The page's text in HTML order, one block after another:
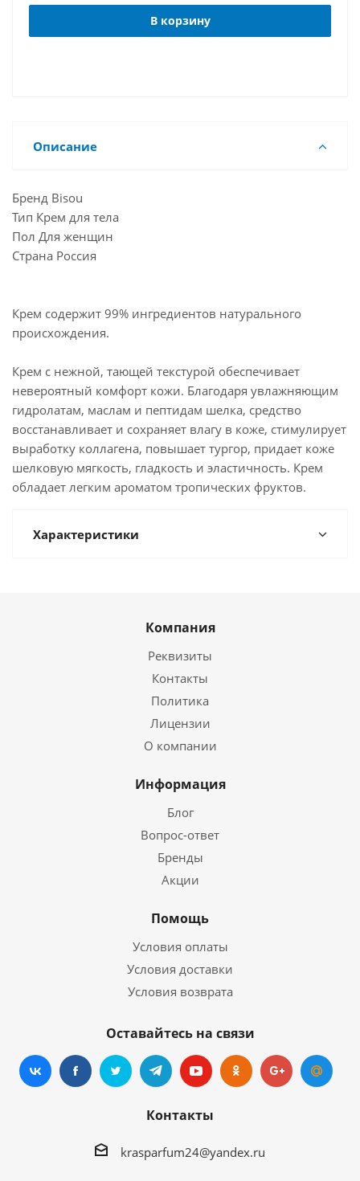
В корзину
Описание
Бренд Bisou
Тип Крем для тела
Пол Для женщин
Страна Россия
Крем содержит 99% ингредиентов натурального
происхождения.
Крем с нежной, тающей текстурой обеспечивает
невероятный комфорт кожи. Благодаря увлажняющим
гидролатам, маслам и пептидам шелка, средство
восстанавливает и сохраняет влагу в коже, стимулирует
выработку коллагена, повышает тургор, придает коже
шелковую мягкость, гладкость и эластичность. Крем
обладает легким ароматом тропических фруктов.
Характеристики
Компания
Реквизиты
Контакты
Политика
Лицензии
О компании
Информация
Блог
Вопрос-ответ
Бренды
Акции
Помощь
Условия оплаты
Условия доставки
Условия возврата
Оставайтесь на связи
Контакты
krasparfum24@yandex.ru